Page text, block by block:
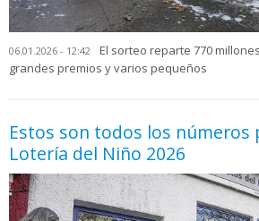
06.01.2026 - 12:42
El sorteo reparte 770
grandes premios y varios pequeños
Estos son todos los números
Lotería del Niño 2026